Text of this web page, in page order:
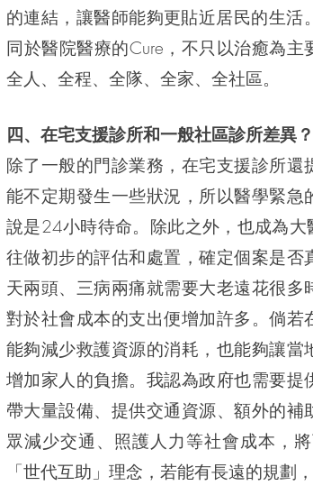
的連結，讓醫師能夠更貼近居民的生
同於醫院醫療的Cure，不只以治癒為
全人、全程、全隊、全家、全社區。
四、在宅支援診所和一般社區診所差異？
除了一般的門診業務，在宅支援診所
能不定期發生一些狀況，所以醫學緊
說是24小時待命。除此之外，也成為
往做初步的評估和處置，確定個案是
天兩頭、三病兩痛就需要大老遠花很多
對於社會成本的支出便增加許多。倘若
能夠減少救護資源的消耗，也能夠讓
增加家人的負擔。我認為政府也需要
帶大量設備、提供交通資源、額外的
眾減少交通、照護人力等社會成本，
「世代互助」理念，若能有長遠的規劃